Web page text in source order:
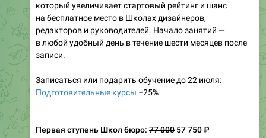
который увеличивает стартовый рейтинг и шанс
на бесплатное место в Школах дизайнеров,
редакторов и руководителей. Начало занятий —
в любой удобный день в течение шести месяцев после
записи.
Записаться или подарить обучение до 22 июля:
Подготовительные курсы −25%
Первая ступень Школ бюро: 77 000 57 750 ₽